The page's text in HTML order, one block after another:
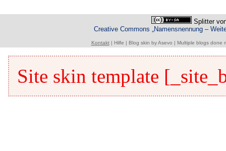
Splitter
Creative Commons „Namensnennung –
Kontakt| Hilfe | Blog skin byAsevo | Multiple blogs done
Site skin template